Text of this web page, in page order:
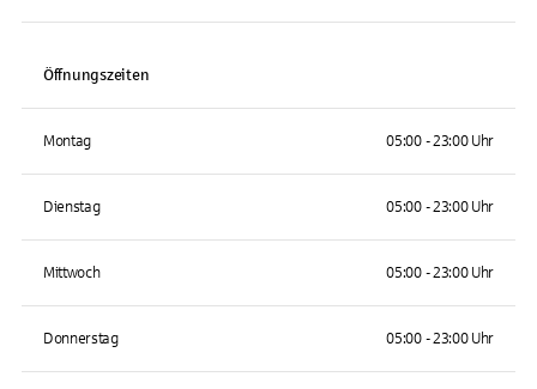
Öffnungszeiten
Montag 05:00 - 23:00 Uhr
Dienstag 05:00 - 23:00 Uhr
Mittwoch 05:00 - 23:00 Uhr
Donnerstag 05:00 - 23:00 Uhr